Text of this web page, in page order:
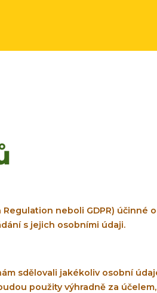
neboli GDPR) účinné
s jejich osobními údaji.
sdělovali jakékoliv osobní
použity výhradně za